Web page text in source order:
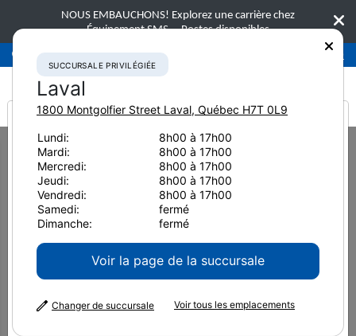
NOUS EMBAUCHONS! Explorez une carrière chez
Équipement SMS. Postes disponibles
Succursale privilégiéeLaval 450-781-9600
Home Équipement neuf Bouteurs Komatsu D71EX-24
Bouteurs
Komatsu D71EX-24
It looks like you are
from America
SUCCURSALE PRIVILÉGIÉE
Laval
1800 Montgolfier Street Laval, Québec H7T 0L9
Lundi:
8h00 à 17h00
Mardi:
8h00 à 17h00
Mercredi:
8h00 à 17h00
Jeudi:
8h00 à 17h00
Vendredi:
8h00 à 17h00
Samedi:
fermé
Dimanche:
fermé
Voir la page de la succursale
Changer de succursale Voir tous les emplacements